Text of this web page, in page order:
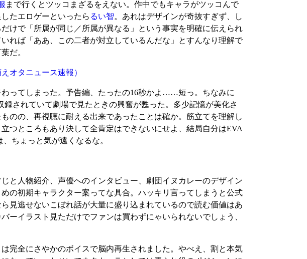
まで行くとツッコまざるをえない。作中でもキャラがツッコんで
たエロゲーといったら るい智。あれはデザインが奇抜すぎず、し
けで「所属が同じ／所属が異なる」という事実を明確に伝えられ
れば「ああ、この二者が対立しているんだな」とすんなり理解で
だ。
えオタニュース速報）
ってしまった。予告編、たったの16秒かよ……短っ。ちなみに
されていて劇場で見たときの興奮が甦った。多少記憶が美化さ
のの、再視聴に耐える出来であったことは確か。筋立てを理解し
つところもあり決して全肯定はできないにせよ、結局自分はEVA
ちょっと気が遠くなるな。
と人物紹介、声優へのインタビュー、劇団イヌカレーのデザイン
の初期キャラクター案ってな具合。ハッキリ言ってしまうと公式
見逃せないこぼれ話が大量に盛り込まれているので読む価値はあ
ーイラスト見ただけでファンは買わずにゃいられないでしょう、
完全にさやかのボイスで脳内再生されました。やべえ、割と本気